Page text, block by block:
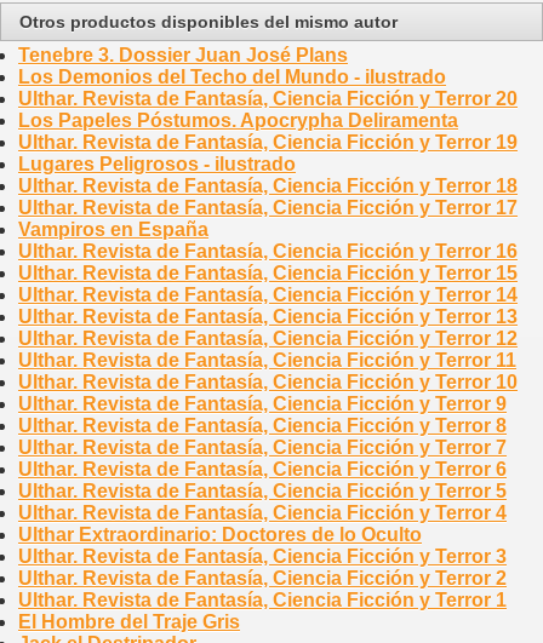
Otros productos disponibles del mismo autor
Tenebre 3. Dossier Juan José Plans
Los Demonios del Techo del Mundo - ilustrado
Ulthar. Revista de Fantasía, Ciencia Ficción y Terror 20
Los Papeles Póstumos. Apocrypha Deliramenta
Ulthar. Revista de Fantasía, Ciencia Ficción y Terror 19
Lugares Peligrosos - ilustrado
Ulthar. Revista de Fantasía, Ciencia Ficción y Terror 18
Ulthar. Revista de Fantasía, Ciencia Ficción y Terror 17
Vampiros en España
Ulthar. Revista de Fantasía, Ciencia Ficción y Terror 16
Ulthar. Revista de Fantasía, Ciencia Ficción y Terror 15
Ulthar. Revista de Fantasía, Ciencia Ficción y Terror 14
Ulthar. Revista de Fantasía, Ciencia Ficción y Terror 13
Ulthar. Revista de Fantasía, Ciencia Ficción y Terror 12
Ulthar. Revista de Fantasía, Ciencia Ficción y Terror 11
Ulthar. Revista de Fantasía, Ciencia Ficción y Terror 10
Ulthar. Revista de Fantasía, Ciencia Ficción y Terror 9
Ulthar. Revista de Fantasía, Ciencia Ficción y Terror 8
Ulthar. Revista de Fantasía, Ciencia Ficción y Terror 7
Ulthar. Revista de Fantasía, Ciencia Ficción y Terror 6
Ulthar. Revista de Fantasía, Ciencia Ficción y Terror 5
Ulthar. Revista de Fantasía, Ciencia Ficción y Terror 4
Ulthar Extraordinario: Doctores de lo Oculto
Ulthar. Revista de Fantasía, Ciencia Ficción y Terror 3
Ulthar. Revista de Fantasía, Ciencia Ficción y Terror 2
Ulthar. Revista de Fantasía, Ciencia Ficción y Terror 1
El Hombre del Traje Gris